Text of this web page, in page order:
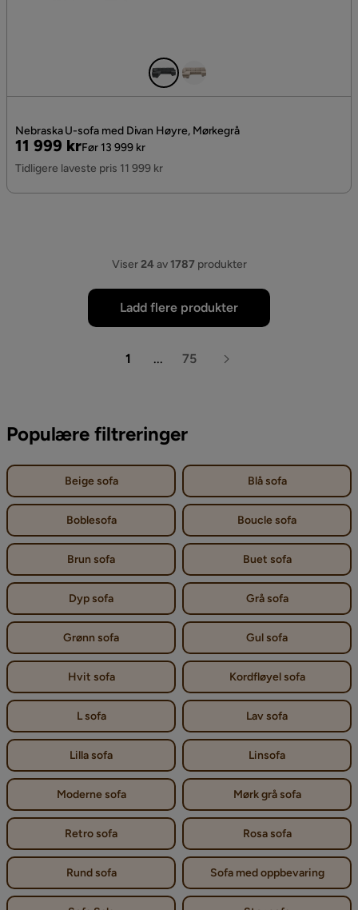
Nebraska U-sofa med Divan Høyre, Mørkegrå
Pris
11 999 kr
Original
Pris
Før 13 999 kr
Tidligere laveste pris 11 999 kr
Viser24av1787produkter
Ladd flere produkter
1 ... 75
Populære filtreringer
Beige sofa Blå sofa
Boblesofa Boucle sofa
Brun sofa Buet sofa
Dyp sofa Grå sofa
Grønn sofa Gul sofa
Hvit sofa Kordfløyel sofa
L sofa Lav sofa
Lilla sofa Linsofa
Moderne sofa Mørk grå sofa
Retro sofa Rosa sofa
Rund sofa Sofa med oppbevaring